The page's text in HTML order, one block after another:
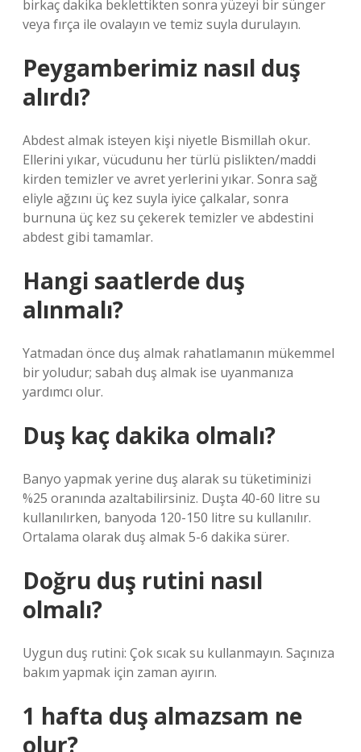
birkaç dakika beklettikten sonra yüzeyi bir sünger
veya fırça ile ovalayın ve temiz suyla durulayın.
Peygamberimiz nasıl duş
alırdı?
Abdest almak isteyen kişi niyetle Bismillah okur.
Ellerini yıkar, vücudunu her türlü pislikten/maddi
kirden temizler ve avret yerlerini yıkar. Sonra sağ
eliyle ağzını üç kez suyla iyice çalkalar, sonra
burnuna üç kez su çekerek temizler ve abdestini
abdest gibi tamamlar.
Hangi saatlerde duş
alınmalı?
Yatmadan önce duş almak rahatlamanın mükemmel
bir yoludur; sabah duş almak ise uyanmanıza
yardımcı olur.
Duş kaç dakika olmalı?
Banyo yapmak yerine duş alarak su tüketiminizi
%25 oranında azaltabilirsiniz. Duşta 40-60 litre su
kullanılırken, banyoda 120-150 litre su kullanılır.
Ortalama olarak duş almak 5-6 dakika sürer.
Doğru duş rutini nasıl
olmalı?
Uygun duş rutini: Çok sıcak su kullanmayın. Saçınıza
bakım yapmak için zaman ayırın.
1 hafta duş almazsam ne
olur?